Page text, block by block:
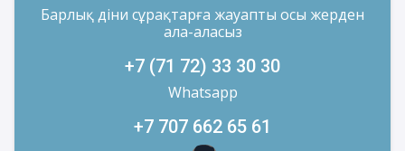
Барлық діни сұрақтарға жауапты осы жерден
ала-аласыз
+7 (71 72) 33 30 30
Whatsapp
+7 707 662 65 61